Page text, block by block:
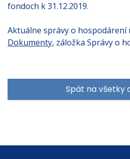
fondoch k 31.12.2019.
Aktuálne správy o hospodárení
Dokumenty, záložka Správy o
Spät na všetky